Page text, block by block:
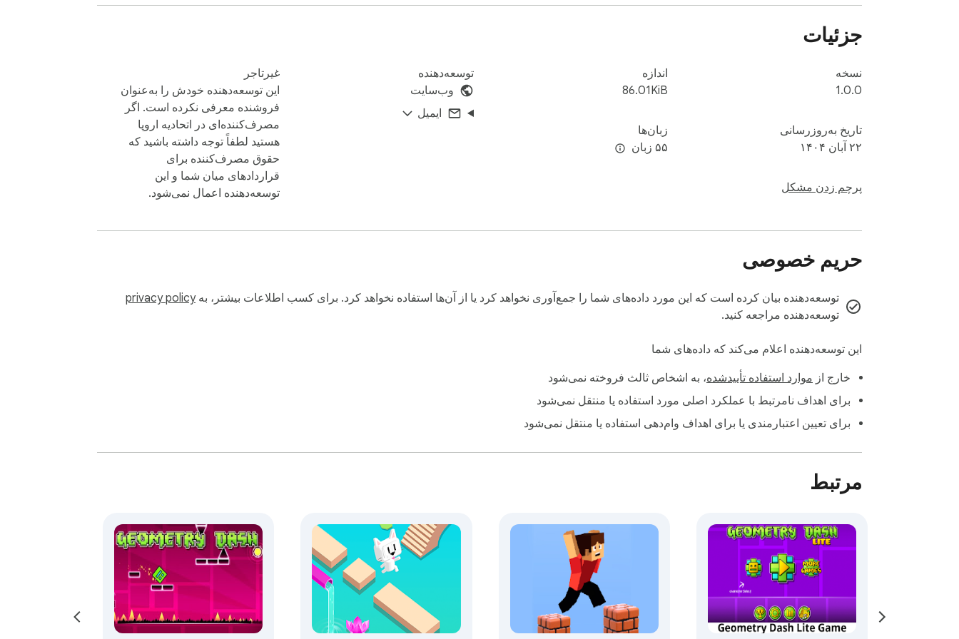
جزئیات
نسخه
1.0.0
تاریخ به‌روزرسانی
۲۲ آبان ۱۴۰۴
پرچم زدن مشکل
اندازه
86.01KiB
زبان‌ها
۵۵ زبان
توسعه‌دهنده
وب‌سایت
ایمیل
غیرتاجر
این توسعه‌دهنده خودش را به‌عنوان
فروشنده معرفی نکرده است. اگر
مصرف‌کننده‌ای در اتحادیه اروپا
هستید لطفاً توجه داشته باشید که
حقوق مصرف‌کننده برای
قراردادهای میان شما و این
توسعه‌دهنده اعمال نمی‌شود.
حریم خصوصی
توسعه‌دهنده بیان کرده است که این مورد داده‌های شما را جمع‌آوری نخواهد کرد یا از آن‌ها استفاده نخواهد کرد. برای کسب اطلاعات بیشتر، بهprivacy policy
توسعه‌دهنده مراجعه کنید.
این توسعه‌دهنده اعلام می‌کند که داده‌های شما
خارج از موارد استفاده تأییدشده، به اشخاص ثالث فروخته نمی‌شود
برای اهداف نامرتبط با عملکرد اصلی مورد استفاده یا منتقل نمی‌شود
برای تعیین اعتبارمندی یا برای اهداف وام‌دهی استفاده یا منتقل نمی‌شود
مرتبط